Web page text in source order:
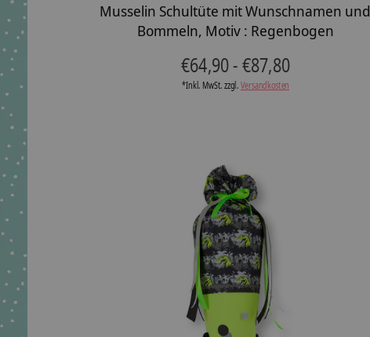
Musselin Schultüte mit Wunschnamen und
Bommeln, Motiv : Regenbogen
€64,90 - €87,80
*Inkl. MwSt. zzgl.Versandkosten